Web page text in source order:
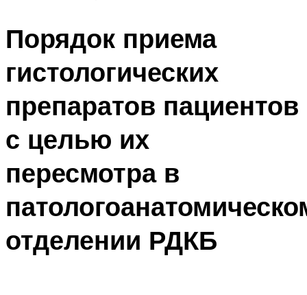
Порядок приема
гистологических
препаратов пациентов
с целью их
пересмотра в
отделении РДКБ